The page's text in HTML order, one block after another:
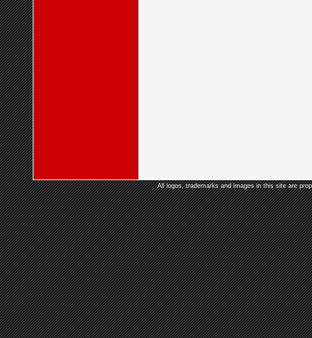
All logos, trademarks and images in this site are